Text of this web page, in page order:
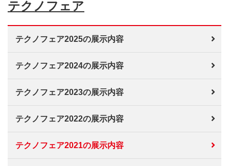
テクノフェア
テクノフェア2025の展示内容
テクノフェア2024の展示内容
テクノフェア2023の展示内容
テクノフェア2022の展示内容
テクノフェア2021の展示内容